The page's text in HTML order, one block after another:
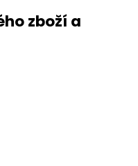
zboží a